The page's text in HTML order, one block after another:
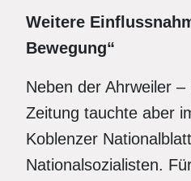
Weitere
Bewegung“
Neben der Ahrweiler
Zeitung tauchte aber
Koblenzer
Nationalsozialisten.